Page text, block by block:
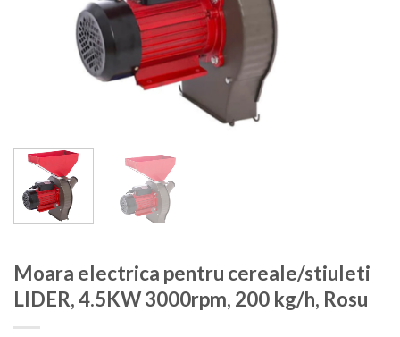
Moara electrica pentru cereale/stiuleti
LIDER, 4.5KW 3000rpm, 200 kg/h, Rosu